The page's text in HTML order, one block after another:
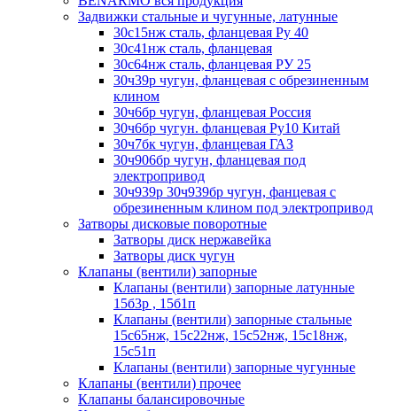
Задвижки стальные и чугунные, латунные
30с15нж сталь, фланцевая Ру 40
30с41нж сталь, фланцевая
30с64нж сталь, фланцевая РУ 25
30ч39р чугун, фланцевая с обрезиненным
клином
30ч6бр чугун, фланцевая Россия
30ч6бр чугун. фланцевая Ру10 Китай
30ч7бк чугун, фланцевая ГАЗ
30ч906бр чугун, фланцевая под
электропривод
30ч939р 30ч939бр чугун, фанцевая с
обрезиненным клином под электропривод
Затворы дисковые поворотные
Затворы диск нержавейка
Затворы диск чугун
Клапаны (вентили) запорные
Клапаны (вентили) запорные латунные
15б3р , 15б1п
Клапаны (вентили) запорные стальные
15с65нж, 15с22нж, 15с52нж, 15с18нж,
15с51п
Клапаны (вентили) запорные чугунные
Клапаны (вентили) прочее
Клапаны балансировочные